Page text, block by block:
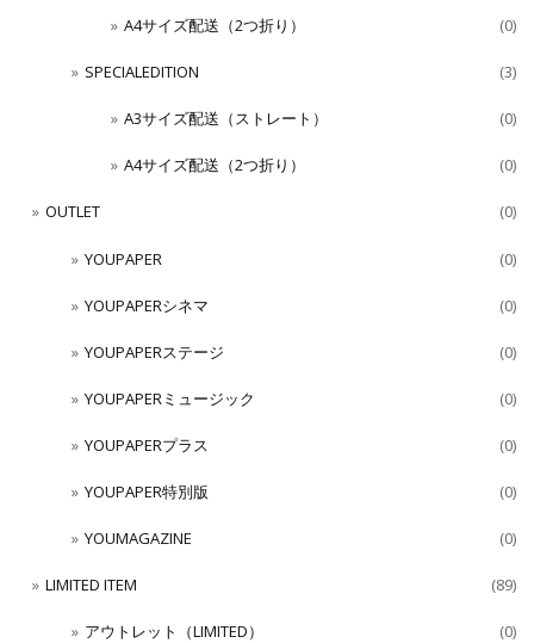
A4サイズ配送（2つ折り） (0)
SPECIALEDITION (3)
A3サイズ配送（ストレート） (0)
A4サイズ配送（2つ折り） (0)
OUTLET (0)
YOUPAPER (0)
YOUPAPERシネマ (0)
YOUPAPERステージ (0)
YOUPAPERミュージック (0)
YOUPAPERプラス (0)
YOUPAPER特別版 (0)
YOUMAGAZINE (0)
LIMITED ITEM (89)
アウトレット（LIMITED） (0)